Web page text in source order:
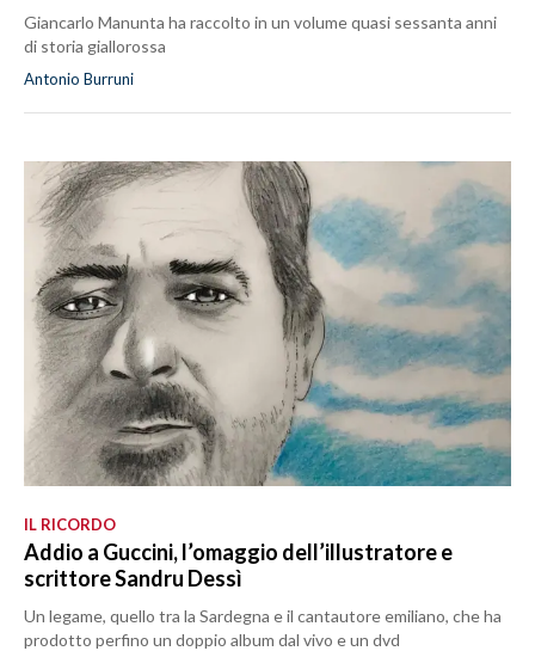
Giancarlo Manunta ha raccolto in un volume quasi sessanta anni
di storia giallorossa
Antonio Burruni
IL RICORDO
Addio a Guccini, l’omaggio dell’illustratore e
scrittore Sandru Dessì
Un legame, quello tra la Sardegna e il cantautore emiliano, che ha
prodotto perfino un doppio album dal vivo e un dvd